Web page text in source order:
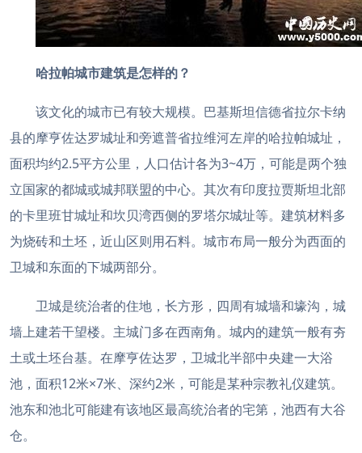
哈拉帕城市建筑是怎样的？
该文化的城市已有较大规模。巴基斯坦信德省拉尔卡纳
县的摩亨佐达罗城址和旁遮普省拉维河左岸的哈拉帕城址，
面积均约2.5平方公里，人口估计各为3~4万，可能是两个独
立国家的都城或城邦联盟的中心。其次有印度拉贾斯坦北部
的卡里班甘城址和坎贝湾西侧的罗塔尔城址等。建筑材料多
为烧砖和土坯，近山区则用石料。城市布局一般分为西面的
卫城和东面的下城两部分。
卫城是统治者的住地，长方形，四周有城墙和壕沟，城
墙上建若干望楼。主城门多在西南角。城内的建筑一般有夯
土或土坯台基。在摩亨佐达罗，卫城北半部中央建一大浴
池，面积12米×7米、深约2米，可能是某种宗教礼仪建筑。
池东和池北可能建有该地区最高统治者的宅第，池西有大谷
仓。